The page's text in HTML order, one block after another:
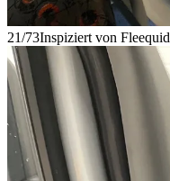
21/73Inspiziert von Fleequid